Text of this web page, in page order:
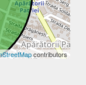
contributors